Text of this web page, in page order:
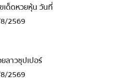
เด็ดหวยหุ้น วันที่
2569
ลาวซุปเปอร์
2569